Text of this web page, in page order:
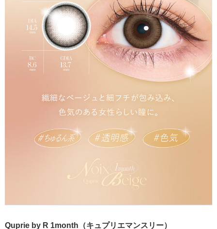
Quprie by R 1month（キュプリエマンスリー）